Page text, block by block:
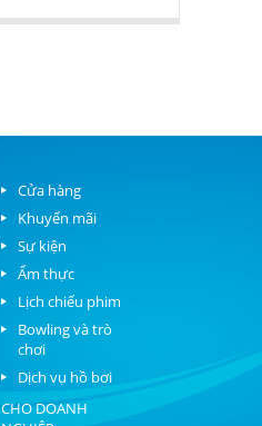
Cửa hàng
Khuyến mãi
Sự kiện
Ẩm thực
Lịch chiếu phim
Bowling và trò
chơi
Dịch vụ hồ bơi
CHO DOANH